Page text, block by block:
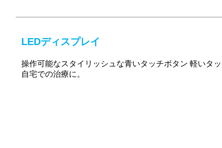
LEDディスプレイ
操作可能なスタイリッシュな青いタッチボタン 軽いタ
自宅での治療に。